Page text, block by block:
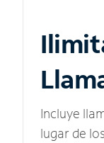
Incluye
lugar de